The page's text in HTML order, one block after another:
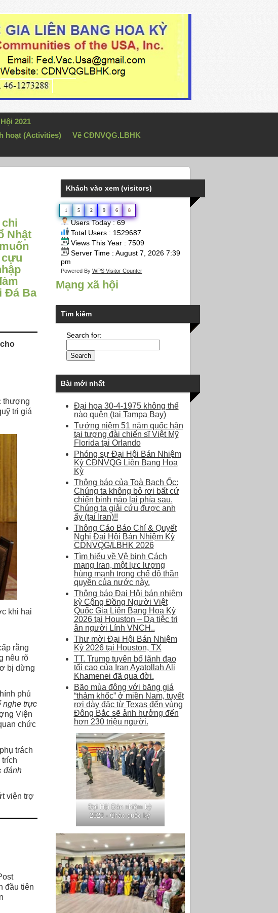
2021
hoạt (Activities)
Về CĐNVQG.LBHK
Nhật
cựu
Đá Ba
thượng
trị giá
khi hai
rằng
nêu rõ
bị dừng
phủ
nghe trực
Viện
chức
trách
đánh
viện trợ
đầu tiên
Khách vào xem (visitors)
1 5 2 9 6 8
Users Today : 69
Total Users : 1529687
Views This Year : 7509
Server Time : August 7, 2026 7:39
pm
Powered By WPS Visitor Counter
Mạng xã hội
Tìm kiếm
Search for:
Bài mới nhất
Đại họa 30-4-1975 không thể
nào quên (tại Tampa Bay)
Tưởng niệm 51 năm quốc hận
tại tượng đài chiến sĩ Việt Mỹ
Florida tại Orlando
Phóng sự Đại Hội Bán Nhiệm
Kỳ CĐNVQG Liên Bang Hoa
Kỳ
Thông báo của Toà Bạch Ốc:
Chúng ta không bỏ rơi bất cứ
chiến binh nào lại phía sau.
Chúng ta giải cứu được anh
ấy (tại Iran)!!
Thông Cáo Báo Chí & Quyết
Nghị Đại Hội Bán Nhiệm Kỳ
CDNVQG/LBHK 2026
Tìm hiểu về Vệ binh Cách
mạng Iran, một lực lượng
hùng mạnh trong chế độ thần
quyền của nước này.
Thông báo Đại Hội bán nhiệm
kỳ Cộng Đồng Người Việt
Quốc Gia Liên Bang Hoa Kỳ
2026 tại Houston – Dạ tiệc tri
ân người Lính VNCH..
Thư mời Đại Hội Bán Nhiệm
Kỳ 2026 tại Houston, TX
TT. Trump tuyên bố lãnh đạo
tối cao của Iran Ayatollah Ali
Khamenei đã qua đời.
Bão mùa đông với băng giá
“thảm khốc” ở miền Nam, tuyết
rơi dày đặc từ Texas đến vùng
Đông Bắc sẽ ảnh hưởng đến
hơn 230 triệu người.
Đại Hội Bán nhiệm kỳ
2023 - Chào quốc kỳ